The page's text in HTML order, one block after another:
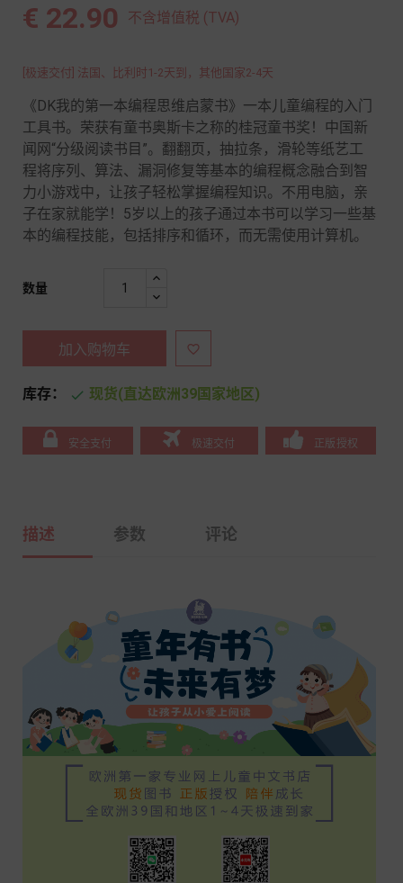
€ 22.90 不含增值税 (TVA)
[极速交付] 法国、比利时1-2天到，其他国家2-4天
《DK我的第一本编程思维启蒙书》一本儿童编程的入门
工具书。荣获有童书奥斯卡之称的桂冠童书奖！中国新
闻网“分级阅读书目”。翻翻页，抽拉条，滑轮等纸艺工
程将序列、算法、漏洞修复等基本的编程概念融合到智
力小游戏中，让孩子轻松掌握编程知识。不用电脑，亲
子在家就能学！5岁以上的孩子通过本书可以学习一些基
本的编程技能，包括排序和循环，而无需使用计算机。
数量
加入购物车 
库存：  现货(直达欧洲39国家地区)
安全支付 极速交付 正版授权
描述 参数 评论